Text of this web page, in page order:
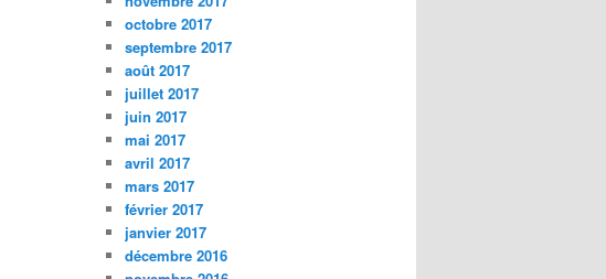
octobre 2017
septembre 2017
août 2017
juillet 2017
juin 2017
mai 2017
avril 2017
mars 2017
février 2017
janvier 2017
décembre 2016